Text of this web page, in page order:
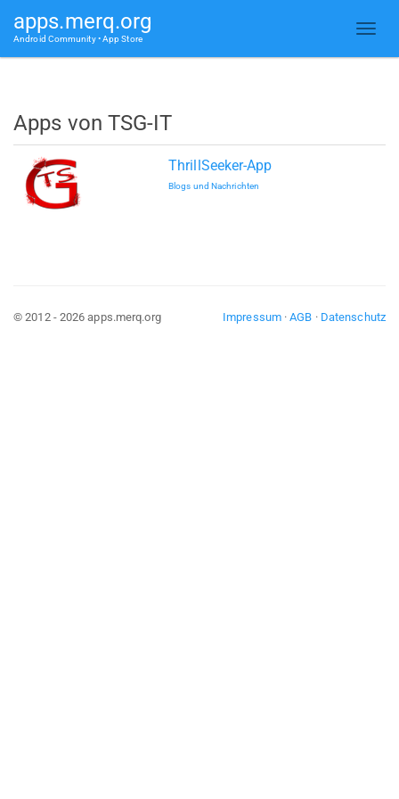
apps.merq.org
Android Community • App Store
Apps von TSG-IT
ThrillSeeker-App
Blogs und Nachrichten
Impressum·AGB · Datenschutz
© 2012 - 2026 apps.merq.org